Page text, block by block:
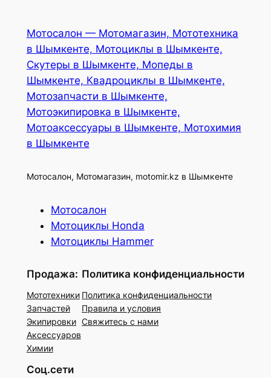
Мотосалон — Мотомагазин, Мототехника
в Шымкенте, Мотоциклы в Шымкенте,
Скутеры в Шымкенте, Мопеды в
Шымкенте, Квадроциклы в Шымкенте,
Мотозапчасти в Шымкенте,
Мотоэкипировка в Шымкенте,
Мотоаксессуары в Шымкенте, Мотохимия
в Шымкенте
Мотосалон, Мотомагазин, motomir.kz в Шымкенте
Мотосалон
Мотоциклы Honda
Мотоциклы Hammer
Продажа:
Мототехники
Запчастей
Экипировки
Аксессуаров
Химии
Политика конфиденциальности
Политика конфиденциальности
Правила и условия
Свяжитесь с нами
Соц.сети